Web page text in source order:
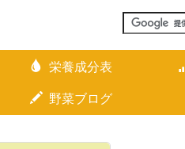
栄養成分表
野菜ブログ